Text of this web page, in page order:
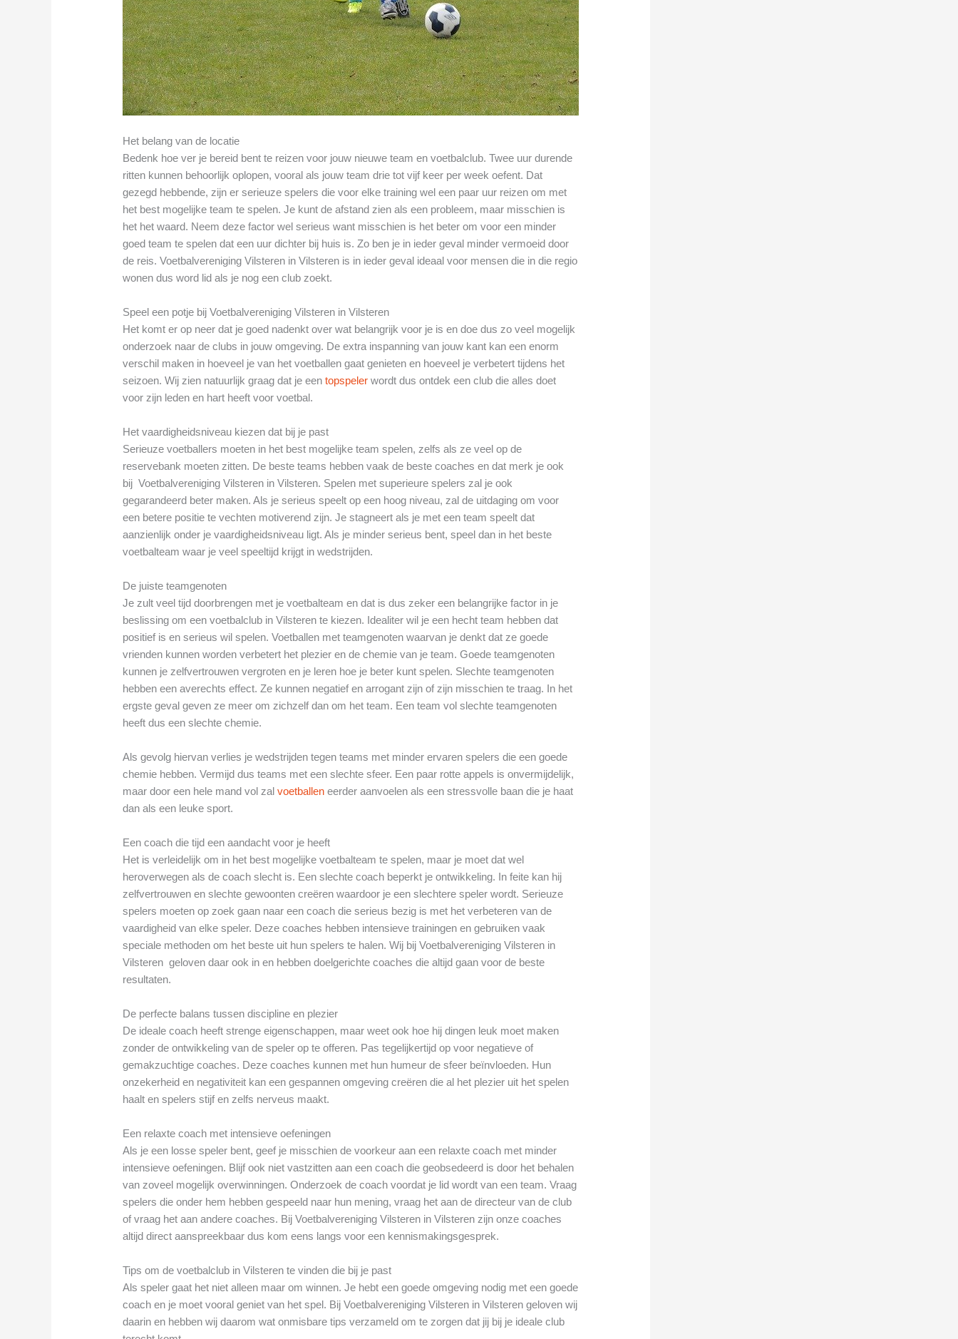
Het belang van de locatie
Bedenk hoe ver je bereid bent te reizen voor jouw nieuwe team en voetbalclub. Twee uur durende
ritten kunnen behoorlijk oplopen, vooral als jouw team drie tot vijf keer per week oefent. Dat
gezegd hebbende, zijn er serieuze spelers die voor elke training wel een paar uur reizen om met
het best mogelijke team te spelen. Je kunt de afstand zien als een probleem, maar misschien is
het het waard. Neem deze factor wel serieus want misschien is het beter om voor een minder
goed team te spelen dat een uur dichter bij huis is. Zo ben je in ieder geval minder vermoeid door
de reis. Voetbalvereniging Vilsteren in Vilsteren is in ieder geval ideaal voor mensen die in die regio
wonen dus word lid als je nog een club zoekt.
Speel een potje bij Voetbalvereniging Vilsteren in Vilsteren
Het komt er op neer dat je goed nadenkt over wat belangrijk voor je is en doe dus zo veel mogelijk
onderzoek naar de clubs in jouw omgeving. De extra inspanning van jouw kant kan een enorm
verschil maken in hoeveel je van het voetballen gaat genieten en hoeveel je verbetert tijdens het
seizoen. Wij zien natuurlijk graag dat je eentopspeler wordt dus ontdek een club die alles doet
voor zijn leden en hart heeft voor voetbal.
Het vaardigheidsniveau kiezen dat bij je past
Serieuze voetballers moeten in het best mogelijke team spelen, zelfs als ze veel op de
reservebank moeten zitten. De beste teams hebben vaak de beste coaches en dat merk je ook
bij Voetbalvereniging Vilsteren in Vilsteren. Spelen met superieure spelers zal je ook
gegarandeerd beter maken. Als je serieus speelt op een hoog niveau, zal de uitdaging om voor
een betere positie te vechten motiverend zijn. Je stagneert als je met een team speelt dat
aanzienlijk onder je vaardigheidsniveau ligt. Als je minder serieus bent, speel dan in het beste
voetbalteam waar je veel speeltijd krijgt in wedstrijden.
De juiste teamgenoten
Je zult veel tijd doorbrengen met je voetbalteam en dat is dus zeker een belangrijke factor in je
beslissing om een voetbalclub in Vilsteren te kiezen. Idealiter wil je een hecht team hebben dat
positief is en serieus wil spelen. Voetballen met teamgenoten waarvan je denkt dat ze goede
vrienden kunnen worden verbetert het plezier en de chemie van je team. Goede teamgenoten
kunnen je zelfvertrouwen vergroten en je leren hoe je beter kunt spelen. Slechte teamgenoten
hebben een averechts effect. Ze kunnen negatief en arrogant zijn of zijn misschien te traag. In het
ergste geval geven ze meer om zichzelf dan om het team. Een team vol slechte teamgenoten
heeft dus een slechte chemie.
Als gevolg hiervan verlies je wedstrijden tegen teams met minder ervaren spelers die een goede
chemie hebben. Vermijd dus teams met een slechte sfeer. Een paar rotte appels is onvermijdelijk,
maar door een hele mand vol zalvoetballen eerder aanvoelen als een stressvolle baan die je haat
dan als een leuke sport.
Een coach die tijd een aandacht voor je heeft
Het is verleidelijk om in het best mogelijke voetbalteam te spelen, maar je moet dat wel
heroverwegen als de coach slecht is. Een slechte coach beperkt je ontwikkeling. In feite kan hij
zelfvertrouwen en slechte gewoonten creëren waardoor je een slechtere speler wordt. Serieuze
spelers moeten op zoek gaan naar een coach die serieus bezig is met het verbeteren van de
vaardigheid van elke speler. Deze coaches hebben intensieve trainingen en gebruiken vaak
speciale methoden om het beste uit hun spelers te halen. Wij bij Voetbalvereniging Vilsteren in
Vilsteren geloven daar ook in en hebben doelgerichte coaches die altijd gaan voor de beste
resultaten.
De perfecte balans tussen discipline en plezier
De ideale coach heeft strenge eigenschappen, maar weet ook hoe hij dingen leuk moet maken
zonder de ontwikkeling van de speler op te offeren. Pas tegelijkertijd op voor negatieve of
gemakzuchtige coaches. Deze coaches kunnen met hun humeur de sfeer beïnvloeden. Hun
onzekerheid en negativiteit kan een gespannen omgeving creëren die al het plezier uit het spelen
haalt en spelers stijf en zelfs nerveus maakt.
Een relaxte coach met intensieve oefeningen
Als je een losse speler bent, geef je misschien de voorkeur aan een relaxte coach met minder
intensieve oefeningen. Blijf ook niet vastzitten aan een coach die geobsedeerd is door het behalen
van zoveel mogelijk overwinningen. Onderzoek de coach voordat je lid wordt van een team. Vraag
spelers die onder hem hebben gespeeld naar hun mening, vraag het aan de directeur van de club
of vraag het aan andere coaches. Bij Voetbalvereniging Vilsteren in Vilsteren zijn onze coaches
altijd direct aanspreekbaar dus kom eens langs voor een kennismakingsgesprek.
Tips om de voetbalclub in Vilsteren te vinden die bij je past
Als speler gaat het niet alleen maar om winnen. Je hebt een goede omgeving nodig met een goede
coach en je moet vooral geniet van het spel. Bij Voetbalvereniging Vilsteren in Vilsteren geloven wij
daarin en hebben wij daarom wat onmisbare tips verzameld om te zorgen dat jij bij je ideale club